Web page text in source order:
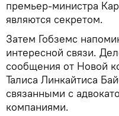
премьер-министра
являются секретом.
Затем Гобземс
интересной связи.
сообщения от Новой
Талиса Линкайтиса
связанными с
компаниями.